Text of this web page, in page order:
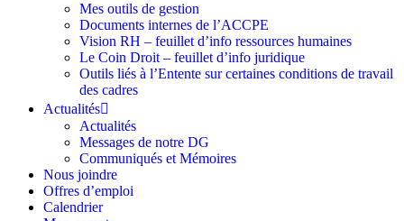
Mes outils de gestion
Documents internes de l’ACCPE
Vision RH – feuillet d’info ressources humaines
Le Coin Droit – feuillet d’info juridique
Outils liés à l’Entente sur certaines conditions de travail
des cadres
Actualités
Actualités
Messages de notre DG
Communiqués et Mémoires
Nous joindre
Offres d’emploi
Calendrier